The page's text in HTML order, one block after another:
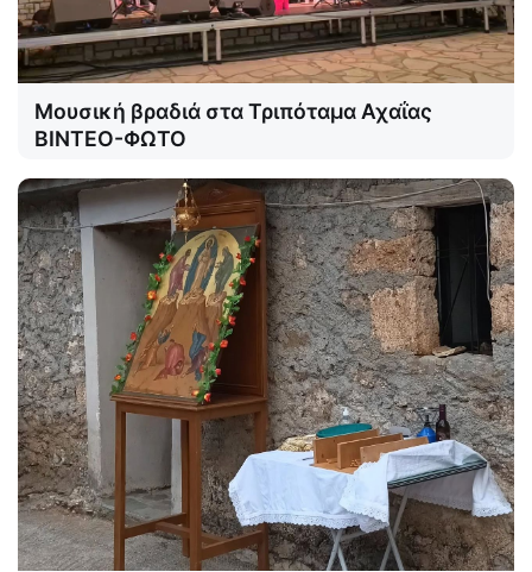
Μουσική βραδιά στα Τριπόταμα Αχαΐας
ΒΙΝΤΕΟ-ΦΩΤΟ